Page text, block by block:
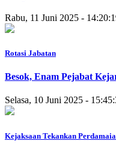
Rabu, 11 Juni 2025 -
Rotasi Jabatan
Besok, Enam Pejabat
Selasa, 10 Juni 2025 -
Kejaksaan Tekankan